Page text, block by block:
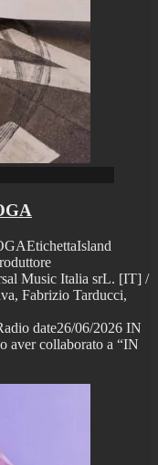
Music Italia srL. [IT] /
Fabrizio Tarducci,
date26/06/2026 IN
collaborato a “IN